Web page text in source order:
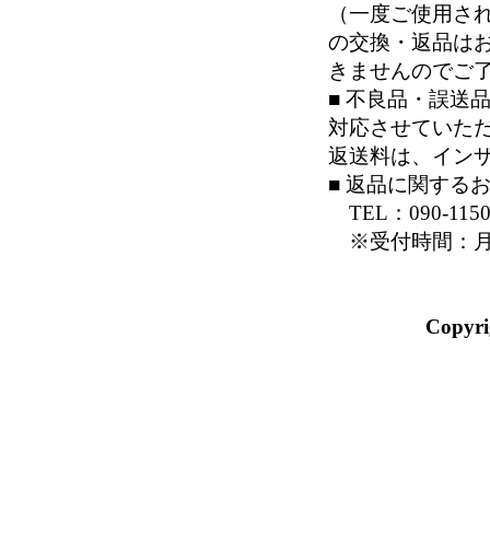
（一度ご使用さ
の交換・返品は
きませんのでご
■ 不良品・誤送
対応させていた
返送料は、イン
■ 返品に関する
TEL：090-
※受付時間：